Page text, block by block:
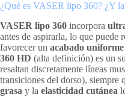
¿Qué es VASER lipo 360? ¿Y
VASER lipo 360 incorpora
antes de aspirarla, lo que puede
favorecer un acabado uniforme
360 HD (alta definición) es un
resaltan discretamente líneas
transiciones del dorso), siempre
grasa y la elasticidad cutánea